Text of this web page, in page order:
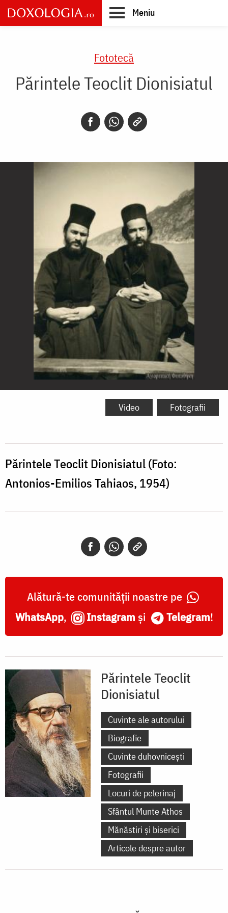
Skip
to
main
Meniu
Fototecă
Părintele Teoclit Dionisiatul
Părintele
Video Fotografii
Părintele Teoclit Dionisiatul (Foto:
Antonios-Emilios Tahiaos, 1954)
Alătură-te comunității noastre pe
WhatsApp, Instagram și Telegram!
Părintele Teoclit
Dionisiatul
Cuvinte ale autorului
Biografie
Cuvinte duhovnicești
Fotografii
Locuri de pelerinaj
Sfântul Munte Athos
Mănăstiri și biserici
Articole despre autor